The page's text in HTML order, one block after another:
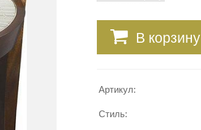
В корзину
Артикул:
Стиль: